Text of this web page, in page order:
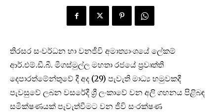
තිරසර සංවර්ධන හා වනජීවි අමාත්‍යාංශයේ ලේකම්
ආර්.එම්.ඩී.බී. මීගස්මුල්ල මහතා රජයේ ප්‍රවෘත්ති
දෙපාරත්මේන්තුවේ දී අද (29) පැවැති මාධ්‍ය හමුවකදී
පැවසුවේ ලබන වසරේදී ශ්‍රී ලංකාවේ වන අලි ගහනය පිළිබඳ
සමික්ෂණයක් පැවැත්වීමට වන ජීවි සංරක්ෂණ